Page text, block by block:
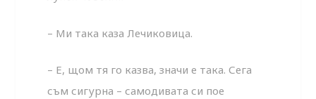
– Ми така каза Лечиковица.
– Е, щом тя го казва, значи е така. Сега
съм сигурна – самодивата си пое